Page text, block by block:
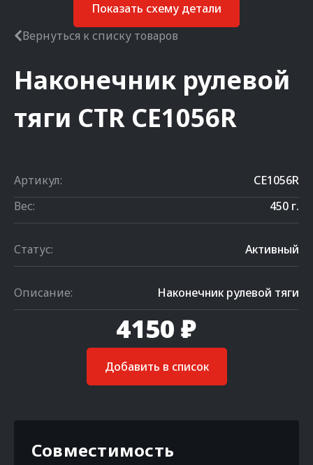
Показать схему детали
Вернуться к списку товаров
Наконечник рулевой
тяги CTR CE1056R
Артикул:
CE1056R
Вес:
450 г.
Статус: Активный
Описание: Наконечник рулевой тяги
4150 ₽
Добавить в список
Совместимость